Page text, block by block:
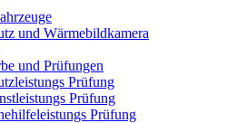
und Wärmebildkamera
und Prüfungen
Prüfung
Prüfung
Prüfung